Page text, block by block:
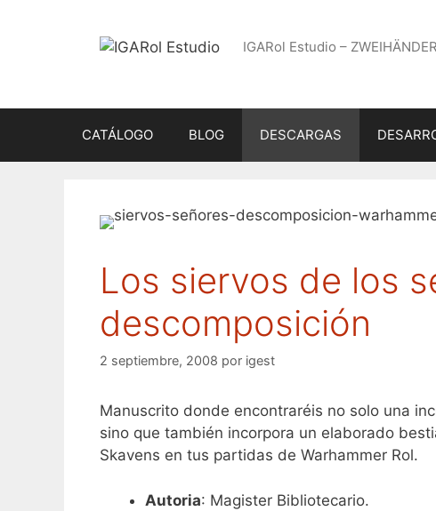
IGARol Estudio –
CATÁLOGO BLOG DESCARGAS
Los siervos de los
descomposición
2 septiembre, 2008 por igest
Manuscrito donde encontraréis no solo una
sino que también incorpora un elaborado
Skavens en tus partidas de Warhammer Rol.
Autoria: Magister Bibliotecario.